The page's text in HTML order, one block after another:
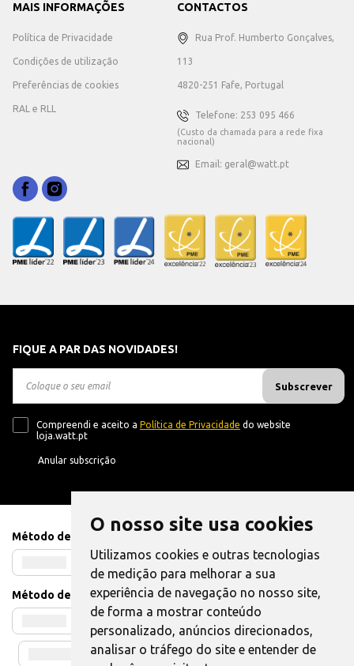
O nosso site usa cookies
Utilizamos cookies e outras tecnologias
de medição para melhorar a sua
experiência de navegação no nosso site,
de forma a mostrar conteúdo
personalizado, anúncios direcionados,
analisar o tráfego do site e entender de
MAIS INFORMAÇÕES
Política de Privacidade
Condições de utilização
Preferências de cookies
RAL e RLL
CONTACTOS
Rua Prof. Humberto Gonçalves,
113
4820-251 Fafe, Portugal
Telefone: 253 095 466
(Custo da chamada para a rede fixa
nacional)
Email: geral@watt.pt
FIQUE A PAR DAS NOVIDADES!
Subscrever
Compreendi e aceito a Política de Privacidade do website
loja.watt.pt
Anular subscrição
Método de Pagamento
Método de Envio